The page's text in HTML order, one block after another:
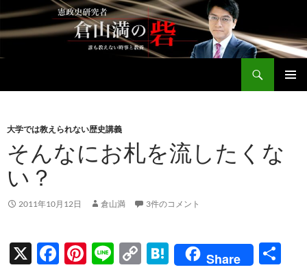
テ
ン
へ
プ
大学では教えられない歴史講義
そんなにお札を流したくな
い？
2011年10月12日 倉山満 3件のコメント
X
F
Pi Li
C
H
Share